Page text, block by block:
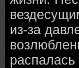
из-за